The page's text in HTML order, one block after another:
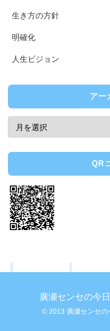
生き方の方針
明確化
人生ビジョン
アー
QR
廣瀬センセの今
© 2013 廣瀬センセの